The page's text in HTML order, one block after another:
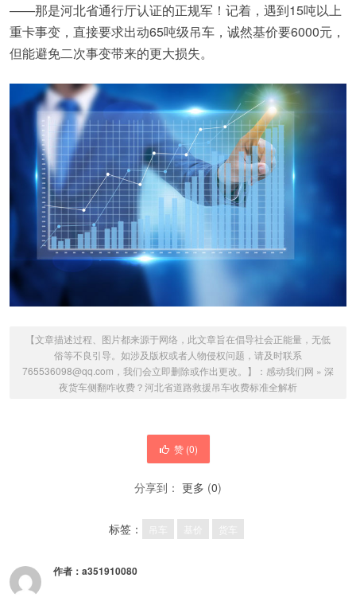
——那是河北省通行厅认证的正规军！记着，遇到15吨以上
重卡事变，直接要求出动65吨级吊车，诚然基价要6000元，
但能避免二次事变带来的更大损失。
【文章描述过程、图片都来源于网络，此文章旨在倡导社会正能量，无低
俗等不良引导。如涉及版权或者人物侵权问题，请及时联系
765536098@qq.com，我们会立即删除或作出更改。】： 感动我们网 » 深
夜货车侧翻咋收费？河北省道路救援吊车收费标准全解析
赞 (0)
分享到： 更多 (0)
标签： 基价
作者： a351910080